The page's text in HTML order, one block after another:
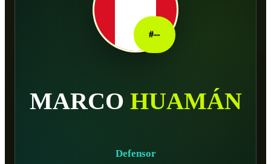
#--
MARCO HUAMÁN
Defensor